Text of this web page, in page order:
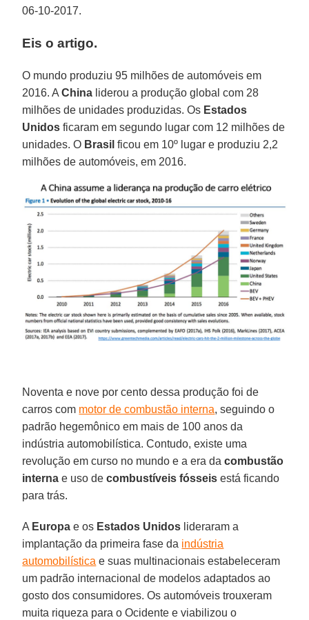
06-10-2017.
Eis o artigo.
O mundo produziu 95 milhões de automóveis em
2016. AChina liderou a produção global com 28
milhões de unidades produzidas. Os Estados
Unidos ficaram em segundo lugar com 12 milhões de
unidades. O Brasil ficou em 10º lugar e produziu 2,2
milhões de automóveis, em 2016.
Noventa e nove por cento dessa produção foi de
carros com motor de combustão interna, seguindo o
padrão hegemônico em mais de 100 anos da
indústria automobilística. Contudo, existe uma
revolução em curso no mundo e a era dacombustão
interna e uso decombustíveis fósseis está ficando
para trás.
A Europa e os Estados Unidos lideraram a
implantação da primeira fase da indústria
automobilística e suas multinacionais estabeleceram
um padrão internacional de modelos adaptados ao
gosto dos consumidores. Os automóveis trouxeram
muita riqueza para o Ocidente e viabilizou o